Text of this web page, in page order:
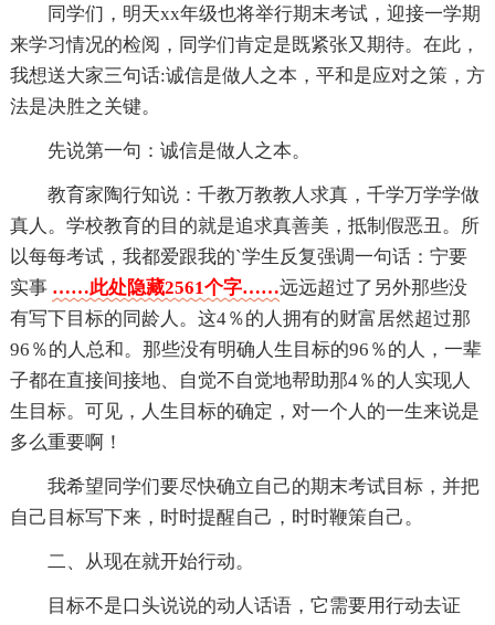
同学们，明天xx年级也将举行期末考试，迎接一学期
来学习情况的检阅，同学们肯定是既紧张又期待。在此，
我想送大家三句话:诚信是做人之本，平和是应对之策，方
法是决胜之关键。
先说第一句：诚信是做人之本。
教育家陶行知说：千教万教教人求真，千学万学学做
真人。学校教育的目的就是追求真善美，抵制假恶丑。所
以每每考试，我都爱跟我的`学生反复强调一句话：宁要
实事 ……此处隐藏2561个字……远远超过了另外那些没
有写下目标的同龄人。这4％的人拥有的财富居然超过那
96％的人总和。那些没有明确人生目标的96％的人，一辈
子都在直接间接地、自觉不自觉地帮助那4％的人实现人
生目标。可见，人生目标的确定，对一个人的一生来说是
多么重要啊！
我希望同学们要尽快确立自己的期末考试目标，并把
自己目标写下来，时时提醒自己，时时鞭策自己。
二、从现在就开始行动。
目标不是口头说说的动人话语，它需要用行动去证